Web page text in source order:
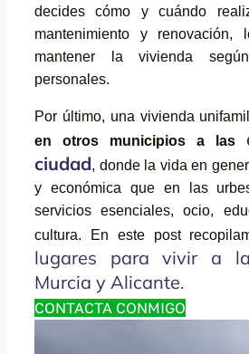
decides cómo y cuándo
mantenimiento y
mantener la vivienda
personales.
Por último, una vivienda
en otros municipios a las
ciudad, donde la vida en
y económica que en las
servicios esenciales, ocio,
cultura. En este post
lugares para vivir a
Murcia y Alicante.
CONTACTA CONMIGO